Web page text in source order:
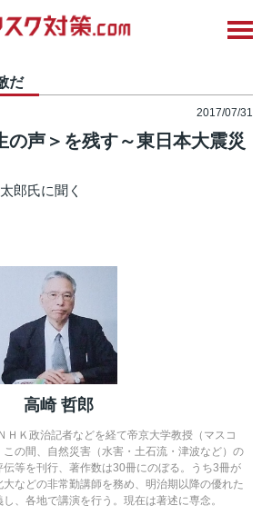
だ
2017/07/31
の声＞を残す～東日本大震災
郎氏に聞く
高崎 哲郎
ＨＫ政治記者などを経て帝京大学教授（マスコ
この間、自然災害（水害・土石流・津波など）の
伝等を刊行、著作数は30冊にのぼる。うち3冊が
などの非常勤講師を務め、明治期以降の優れた
、各地で講演を行う。現在は著述に専念。